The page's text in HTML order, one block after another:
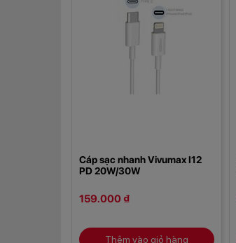
Cáp sạc nhanh Vivumax I12
PD 20W/30W
159.000 ₫
Thêm vào giỏ hàng